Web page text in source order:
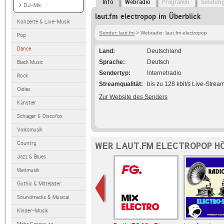
DJ-Mix
Konzerte & Live-Musik
Pop
Dance
Black Music
Rock
Oldies
Künstler
Schlager & Discofox
Volksmusik
Country
Jazz & Blues
Weltmusik
Gothic & Mittelalter
Soundtracks & Musical
Kinder-Musik
Info Webradio Programm
laut.fm electropop im Überblick
Sender: laut.fm > Webradio: laut.fm electropop
Land
Deutschland
Sprache
Deutsch
Sendertyp
Internetradio
Streamqualität
bis zu 128 kbit/s Live-
Zur Website des Senders
WER LAUT.FM ELECTROPOP